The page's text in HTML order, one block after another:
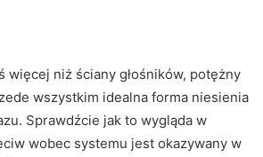
więcej niż ściany głośników, potężny
wszystkim idealna forma niesienia
Sprawdźcie jak to wygląda w
wobec systemu jest okazywany w